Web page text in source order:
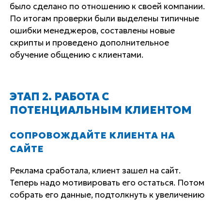
было сделано по отношению к своей компании.
По итогам проверки были выделены типичные
ошибки менеджеров, составлены новые
скрипты и проведено дополнительное
обучение общению с клиентами.
ЭТАП 2. РАБОТА С
ПОТЕНЦИАЛЬНЫМ КЛИЕНТОМ
СОПРОВОЖДАЙТЕ КЛИЕНТА НА
САЙТЕ
Реклама сработала, клиент зашел на сайт.
Теперь надо мотивировать его остаться. Потом
собрать его данные, подтолкнуть к увеличению